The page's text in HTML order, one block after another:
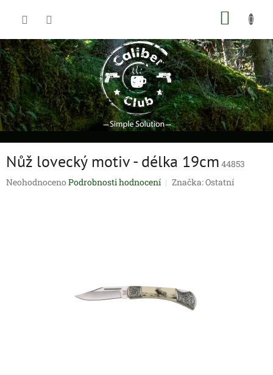
Nůž lovecký motiv - délka 19cm 44853
Průměrné
Neohodnoceno Podrobnosti hodnocení Značka:Ostatní